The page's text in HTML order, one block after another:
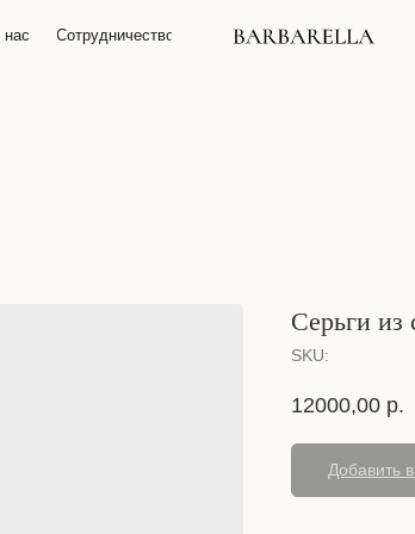
Сотрудничество
Сотрудничество
нас
Серьги из
SKU:
12000,00 р.
Добавить